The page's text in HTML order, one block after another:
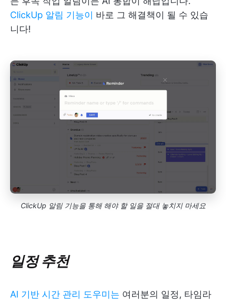
ClickUp 알림 기능이 바로 그 해결책이 될 수 있습
니다!
ClickUp 알림 기능을 통해 해야 할 일을 절대 놓치지 마세요
일정 추천
AI 기반 시간 관리 도우미는 여러분의 일정, 타임라